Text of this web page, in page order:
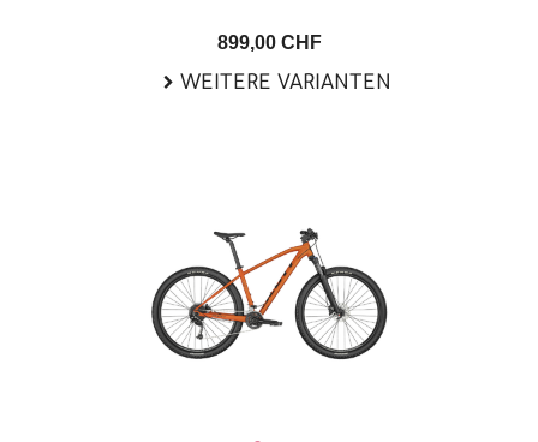
899,00 CHF
WEITERE VARIANTEN